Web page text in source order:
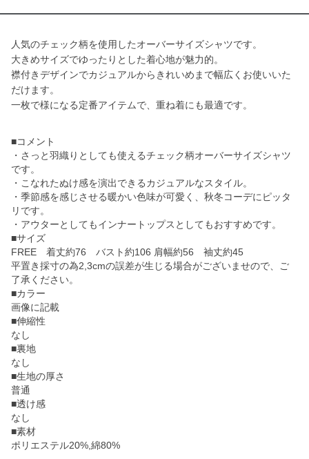
人気のチェック柄を使用したオーバーサイズシャツです。
大きめサイズでゆったりとした着心地が魅力的。
襟付きデザインでカジュアルからきれいめまで幅広くお使いいた
だけます。
一枚で様になる定番アイテムで、重ね着にも最適です。
■コメント
・さっと羽織りとしても使えるチェック柄オーバーサイズシャツ
です。
・こなれたぬけ感を演出できるカジュアルなスタイル。
・季節感を感じさせる暖かい色味が可愛く、秋冬コーデにピッタ
リです。
・アウターとしてもインナートップスとしてもおすすめです。
■サイズ
FREE 着丈約76 バスト約106 肩幅約56 袖丈約45
平置き採寸の為2,3cmの誤差が生じる場合がございませので、ご
了承ください。
■カラー
画像に記載
■伸縮性
なし
■裏地
なし
■生地の厚さ
普通
■透け感
なし
■素材
ポリエステル20%,綿80%